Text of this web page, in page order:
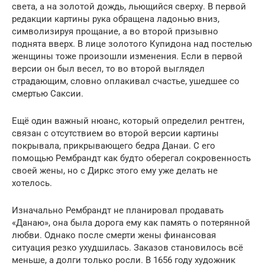
света, а на золотой дождь, льющийся сверху. В первой
редакции картины рука обращена ладонью вниз,
символизируя прощание, а во второй призывно
поднята вверх. В лице золотого Купидона над постелью
женщины тоже произошли изменения. Если в первой
версии он был весел, то во второй выглядел
страдающим, словно оплакивал счастье, ушедшее со
смертью Саксии.
Ещё один важный нюанс, который определил рентген,
связан с отсутствием во второй версии картины
покрывала, прикрывающего бедра Данаи. С его
помощью Рембрандт как будто оберегал сокровенность
своей жены, но с Диркс этого ему уже делать не
хотелось.
Изначально Рембрандт не планировал продавать
«Данаю», она была дорога ему как память о потерянной
любви. Однако после смерти жены финансовая
ситуация резко ухудшилась. Заказов становилось всё
меньше, а долги только росли. В 1656 году художник